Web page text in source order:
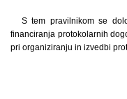
S tem pravilnikom se
financiranja protokolarnih
pri organiziranju in izvedbi